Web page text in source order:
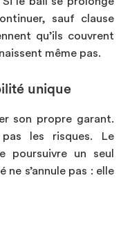
sauf clause
qu’ils couvrent
même pas.
unique
son propre garant.
les risques. Le
poursuivre un seul
s’annule pas : elle